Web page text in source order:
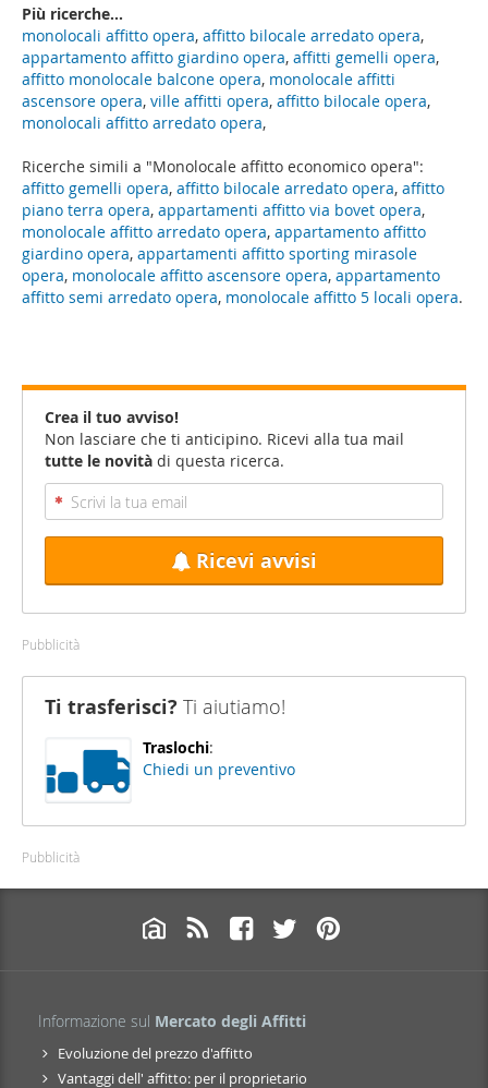
Ricerche simili a "Monolocale affitto economico opera":
affitto gemelli opera, affitto bilocale arredato opera, affitto
piano terra opera, appartamenti affitto via bovet opera,
monolocale affitto arredato opera, appartamento affitto
giardino opera, appartamenti affitto sporting mirasole
opera, monolocale affitto ascensore opera, appartamento
affitto semi arredato opera, monolocale affitto 5 locali opera.
Più ricerche...
monolocali affitto opera, affitto bilocale arredato opera,
appartamento affitto giardino opera, affitti gemelli opera,
affitto monolocale balcone opera, monolocale affitti
ascensore opera, ville affitti opera, affitto bilocale opera,
monolocali affitto arredato opera,
Crea il tuo avviso!
Non lasciare che ti anticipino. Ricevi alla tua mail
tutte le novità di questa ricerca.
Ricevi avvisi
Pubblicità
Ti trasferisci? Ti aiutiamo!
Traslochi:
Chiedi un preventivo
Pubblicità
Informazione sul Mercato degli Affitti
Evoluzione del prezzo d'affitto
Vantaggi dell' affitto: per il proprietario